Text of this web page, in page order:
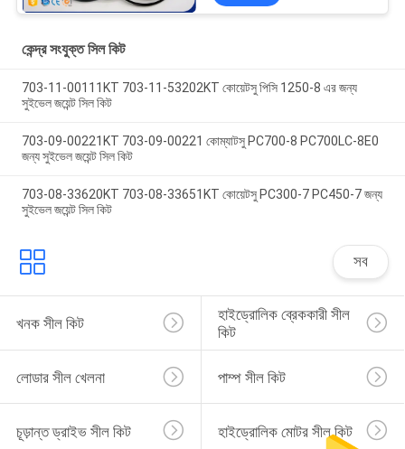
কেন্দ্র সংযুক্ত সিল কিট
703-11-00111KT 703-11-53202KT কোয়েটসু পিসি 1250-8 এর জন্য
সুইভেল জয়েন্ট সিল কিট
703-09-00221KT 703-09-00221 কোম্যাটসু PC700-8 PC700LC-8E0
জন্য সুইভেল জয়েন্ট সিল কিট
703-08-33620KT 703-08-33651KT কোয়েটসু PC300-7 PC450-7 জন্য
সুইভেল জয়েন্ট সিল কিট
সব
খনক সীল কিট
হাইড্রোলিক ব্রেককারী সীল
কিট
লোডার সীল খেলনা পাম্প সীল কিট
চূড়ান্ত ড্রাইভ সীল কিট হাইড্রোলিক মোটর সীল কিট